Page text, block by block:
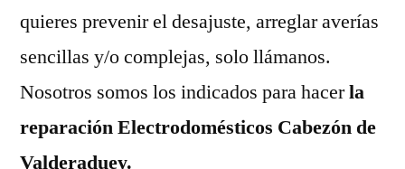
quieres prevenir el desajuste, arreglar averías
sencillas y/o complejas, solo llámanos.
Nosotros somos los indicados para hacerla
reparación Electrodomésticos Cabezón de
Valderaduey.